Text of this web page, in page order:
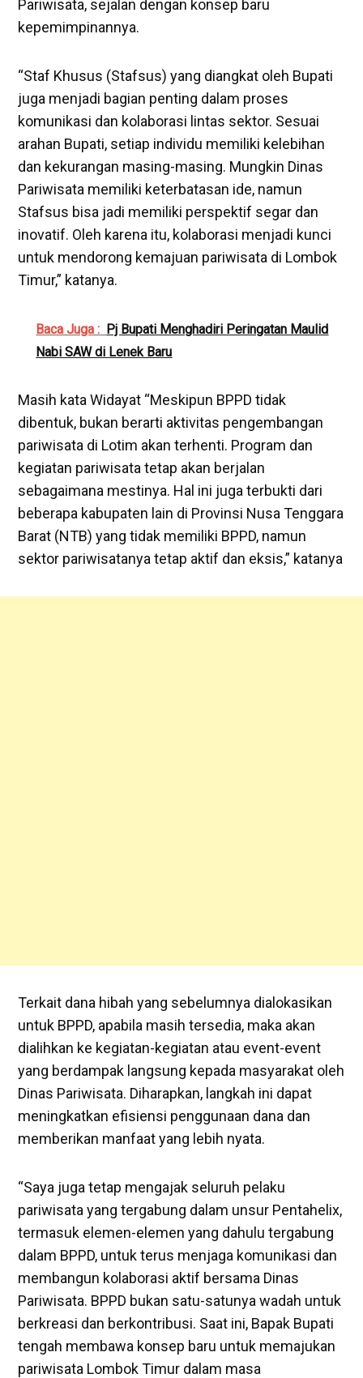
Pariwisata, sejalan dengan konsep baru
kepemimpinannya.
“Staf Khusus (Stafsus) yang diangkat oleh Bupati
juga menjadi bagian penting dalam proses
komunikasi dan kolaborasi lintas sektor. Sesuai
arahan Bupati, setiap individu memiliki kelebihan
dan kekurangan masing-masing. Mungkin Dinas
Pariwisata memiliki keterbatasan ide, namun
Stafsus bisa jadi memiliki perspektif segar dan
inovatif. Oleh karena itu, kolaborasi menjadi kunci
untuk mendorong kemajuan pariwisata di Lombok
Timur,” katanya.
Baca Juga : Pj Bupati Menghadiri Peringatan Maulid
Nabi SAW di Lenek Baru
Masih kata Widayat “Meskipun BPPD tidak
dibentuk, bukan berarti aktivitas pengembangan
pariwisata di Lotim akan terhenti. Program dan
kegiatan pariwisata tetap akan berjalan
sebagaimana mestinya. Hal ini juga terbukti dari
beberapa kabupaten lain di Provinsi Nusa Tenggara
Barat (NTB) yang tidak memiliki BPPD, namun
sektor pariwisatanya tetap aktif dan eksis,” katanya
Terkait dana hibah yang sebelumnya dialokasikan
untuk BPPD, apabila masih tersedia, maka akan
dialihkan ke kegiatan-kegiatan atau event-event
yang berdampak langsung kepada masyarakat oleh
Dinas Pariwisata. Diharapkan, langkah ini dapat
meningkatkan efisiensi penggunaan dana dan
memberikan manfaat yang lebih nyata.
“Saya juga tetap mengajak seluruh pelaku
pariwisata yang tergabung dalam unsur Pentahelix,
termasuk elemen-elemen yang dahulu tergabung
dalam BPPD, untuk terus menjaga komunikasi dan
membangun kolaborasi aktif bersama Dinas
Pariwisata. BPPD bukan satu-satunya wadah untuk
berkreasi dan berkontribusi. Saat ini, Bapak Bupati
tengah membawa konsep baru untuk memajukan
pariwisata Lombok Timur dalam masa